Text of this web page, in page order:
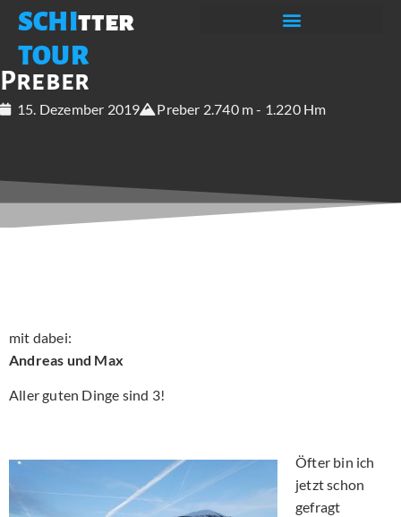
SCHItter
TOUR
Preber
15. Dezember 2019 Preber 2.740 m - 1.220 Hm
mit dabei:
Andreas und Max
Aller guten Dinge sind 3!
Öfter bin ich
jetzt schon
gefragt